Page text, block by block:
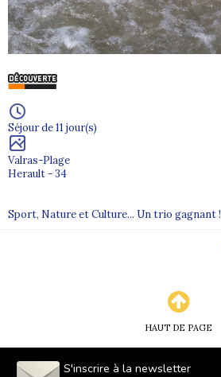
Séjour de 11 jour(s)
Valras-Plage
Herault - 34
Sport, Nature et Culture... Un trio gagnant !
HAUT DE PAGE
S'inscrire à la newsletter